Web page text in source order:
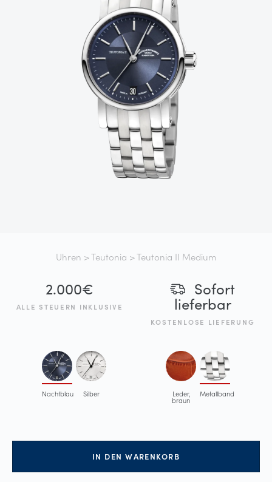
Uhren >Teutonia > Teutonia II Medium
2.000€
ALLE STEUERN INKLUSIVE
Sofort
lieferbar
KOSTENLOSE LIEFERUNG
Nachtblau Silber Leder,
braun
Metallband
IN DEN WARENKORB